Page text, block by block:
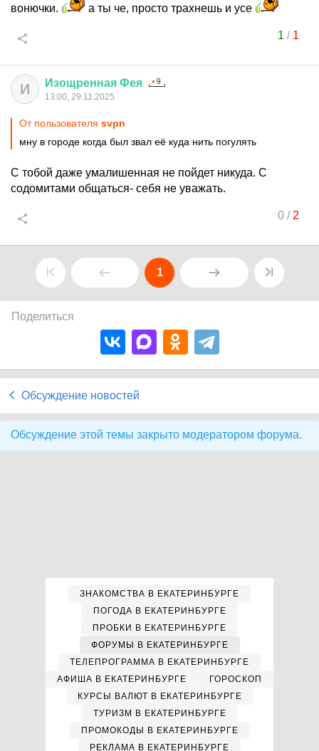
вонючки. а ты че, просто трахнешь и усе
1 / 1
И Изощренная Фея
13:00, 29.11.2025
От пользователя svpn
мну в городе когда был звал её куда нить погулять
С тобой даже умалишенная не пойдет никуда. С
содомитами общаться- себя не уважать.
0/ 2
1
Поделиться
Обсуждение новостей
Обсуждение этой темы закрыто модератором форума.
ЗНАКОМСТВА В ЕКАТЕРИНБУРГЕ
ПОГОДА В ЕКАТЕРИНБУРГЕ
ПРОБКИ В ЕКАТЕРИНБУРГЕ
ФОРУМЫ В ЕКАТЕРИНБУРГЕ
ТЕЛЕПРОГРАММА В ЕКАТЕРИНБУРГЕ
АФИША В ЕКАТЕРИНБУРГЕ
ГОРОСКОП
КУРСЫ ВАЛЮТ В ЕКАТЕРИНБУРГЕ
ТУРИЗМ В ЕКАТЕРИНБУРГЕ
ПРОМОКОДЫ В ЕКАТЕРИНБУРГЕ
РЕКЛАМА В ЕКАТЕРИНБУРГЕ